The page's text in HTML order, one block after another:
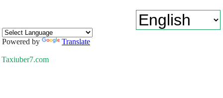
Powered by Translate
Taxiuber7.com